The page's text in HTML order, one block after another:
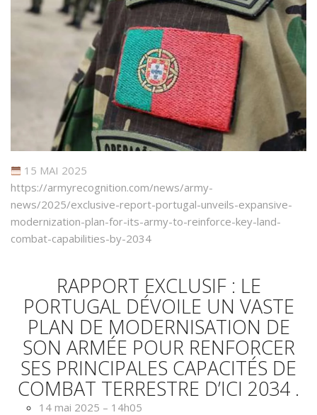
15 MAI 2025
https://armyrecognition.com/news/army-
news/2025/exclusive-report-portugal-unveils-expansive-
modernization-plan-for-its-army-to-reinforce-key-land-
combat-capabilities-by-2034
RAPPORT EXCLUSIF : LE
PORTUGAL DÉVOILE UN VASTE
PLAN DE MODERNISATION DE
SON ARMÉE POUR RENFORCER
SES PRINCIPALES CAPACITÉS DE
COMBAT TERRESTRE D’ICI 2034 .
14 mai 2025 – 14h05